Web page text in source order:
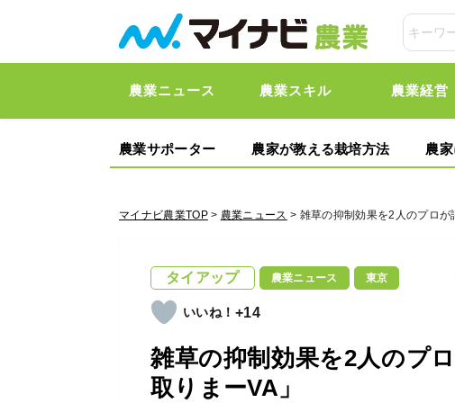
農業ニュース 農業スキル 農業経営
農業サポーター 農家が教える栽培方法 農
マイナビ農業TOP> 農業ニュース > 雑草の抑制効果を2人のプロが
タイアップ 農業ニュース 東京
+14
雑草の抑制効果を2人のプ
取りまーVA」